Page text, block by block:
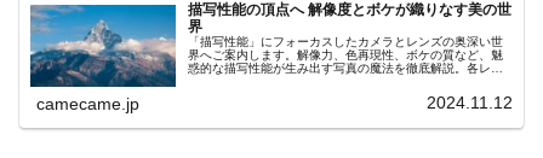
描写性能の頂点へ 解像度とボケが織りなす美の世
界
「描写性能」にフォーカスしたカメラとレンズの奥深い世
界へご案内します。解像力、色再現性、ボケの質など、魅
惑的な描写性能が生み出す写真の魔法を徹底解説。各レン
するための知識を深めましょう。撮影者が求める透明感や
奥行き感を実現するための描写性能の秘密に迫り、あらゆ
camecame.jp 2024.11.12